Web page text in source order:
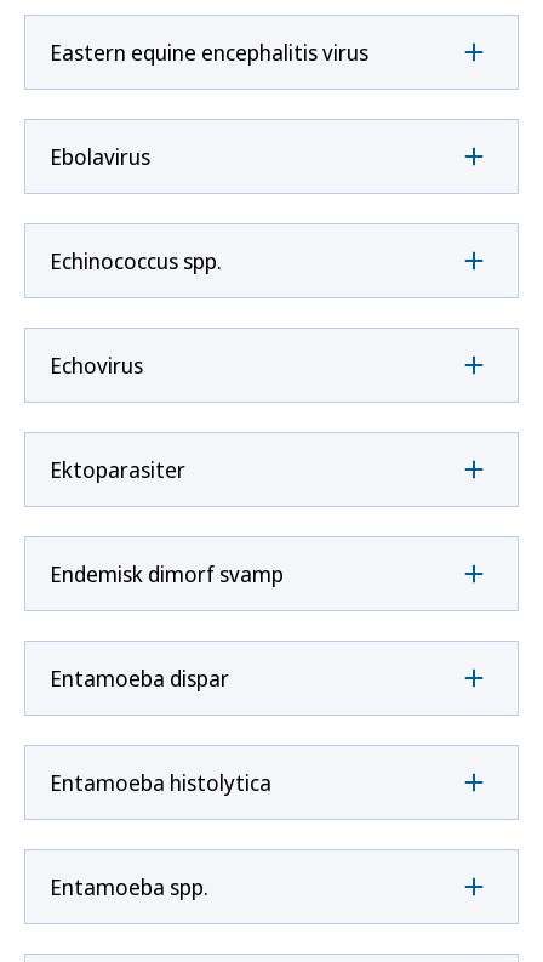
Eastern equine encephalitis virus
Ebolavirus
Echinococcus spp.
Echovirus
Ektoparasiter
Endemisk dimorf svamp
Entamoeba dispar
Entamoeba histolytica
Entamoeba spp.